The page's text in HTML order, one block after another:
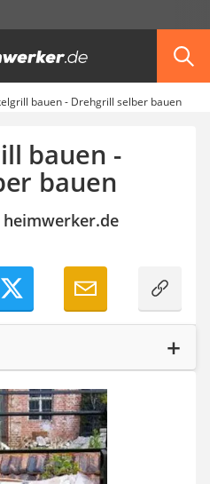
bauen - Drehgrill selber bauen
bauen -
bauen
heimwerker.de